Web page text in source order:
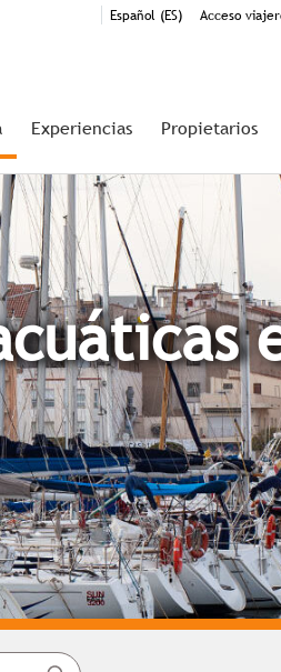
Acceso
Español (ES)
Experiencias Propietarios